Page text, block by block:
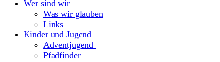
Wer sind wir
Was wir glauben
Links
Kinder und Jugend
Adventjugend
Pfadfinder